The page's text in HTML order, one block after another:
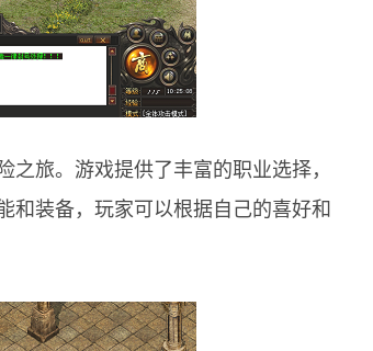
旅。游戏提供了丰富的职业选择，
和装备，玩家可以根据自己的喜好和